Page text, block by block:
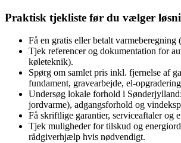
Praktisk tjekliste før du vælger
Få en gratis eller betalt varmeberegning
Tjek referencer og dokumentation for
køleteknik).
Spørg om samlet pris inkl. fjernelse af
fundament, gravearbejde,
Undersøg lokale forhold i
jordvarme), adgangsforhold og
Få skriftlige garantier, serviceaftaler og
Tjek muligheder for tilskud og
rådgiverhjælp hvis nødvendigt.